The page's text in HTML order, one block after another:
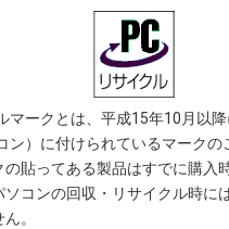
マークとは、平成15年10月以
ン）に付けられているマークの
の貼ってある製品はすでに購入
ソコンの回収・リサイクル時に
。